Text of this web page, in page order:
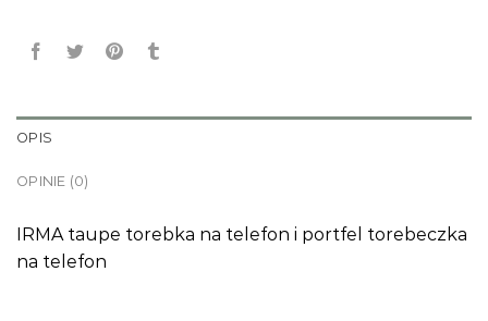
OPIS
OPINIE (0)
IRMA taupe torebka na telefon i portfel torebeczka
na telefon